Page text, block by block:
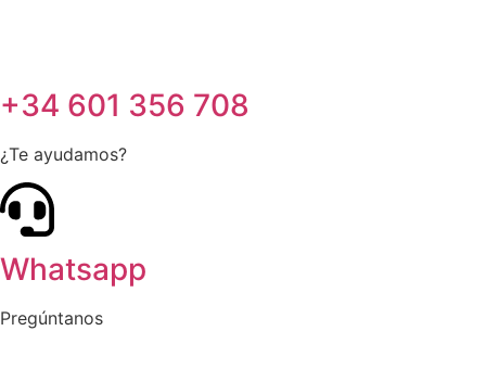
+34 601 356 708
¿Te ayudamos?
Whatsapp
Pregúntanos